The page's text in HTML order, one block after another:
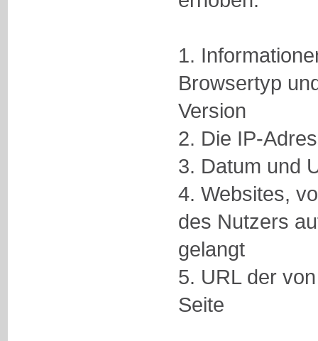
1.
Browsertyp
Version
2. Die IP-
3. Datum und
4. Websites,
des Nutzers
gelangt
5. URL der
Seite